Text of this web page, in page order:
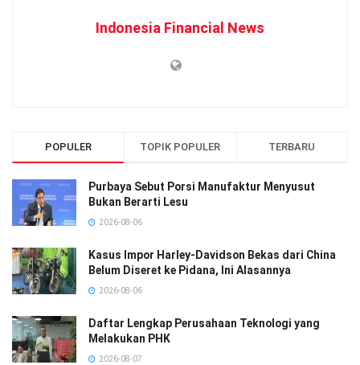
Indonesia Financial News
POPULER TOPIK POPULER TERBARU
Purbaya Sebut Porsi Manufaktur Menyusut
Bukan Berarti Lesu
2026-08-06
Kasus Impor Harley-Davidson Bekas dari China
Belum Diseret ke Pidana, Ini Alasannya
2026-08-06
Daftar Lengkap Perusahaan Teknologi yang
Melakukan PHK
2026-08-07